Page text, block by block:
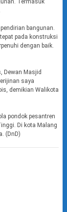
Termasuk
bangunan.
pada konstruksi
dengan baik.
Dewan Masjid
saya
demikian Walikota
pondok pesantren
Di kota Malang
(DnD)